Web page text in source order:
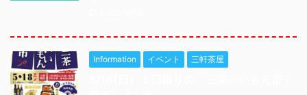
Information イベント 三軒茶屋